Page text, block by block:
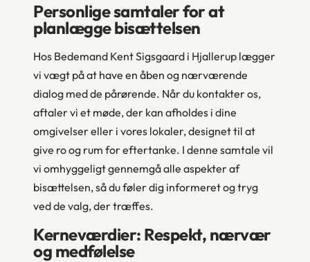
Personlige samtaler for at
planlægge bisættelsen
Hos Bedemand Kent Sigsgaard i Hjallerup lægger
vi vægt på at have en åben og nærværende
dialog med de pårørende. Når du kontakter os,
aftaler vi et møde, der kan afholdes i dine
omgivelser eller i vores lokaler, designet til at
give ro og rum for eftertanke. I denne samtale vil
vi omhyggeligt gennemgå alle aspekter af
bisættelsen, så du føler dig informeret og tryg
ved de valg, der træffes.
Kerneværdier: Respekt, nærvær
og medfølelse